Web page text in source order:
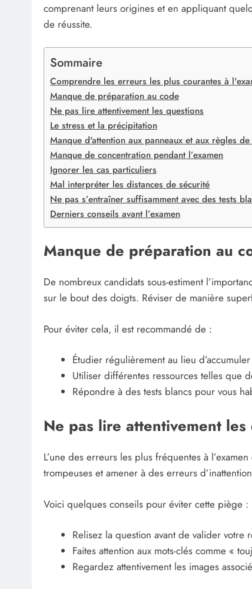
comprenant leurs origines et en appliquant
de réussite.
Sommaire
Comprendre les erreurs les plus courantes à
Manque de préparation au code
Ne pas lire attentivement les questions
Le stress et la précipitation
Manque d'attention aux panneaux et aux règles
Manque de concentration pendant l’examen
Ignorer les cas particuliers
Mal interpréter les distances de sécurité
Ne pas s’entraîner suffisamment avec des tests
Derniers conseils avant l’examen
Manque de préparation au
De nombreux candidats sous-estiment
sur le bout des doigts. Réviser de manière
Pour éviter cela, il est recommandé de :
Étudier régulièrement au lieu
Utiliser différentes ressources telles que
Répondre à des tests blancs pour vous
Ne pas lire attentivement les
L’une des erreurs les plus fréquentes à
trompeuses et amener à des erreurs
Voici quelques conseils pour éviter cette piège :
Relisez la question avant de valider votre
Faites attention aux mots-clés comme «
Regardez attentivement les images